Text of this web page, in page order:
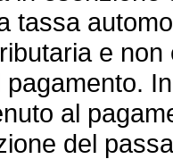
tassa
e
al
del